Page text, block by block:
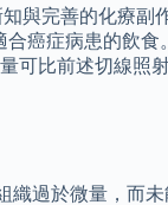
與完善的化療副
癌症病患的飲食
可比前述切線照
過於微量，而未